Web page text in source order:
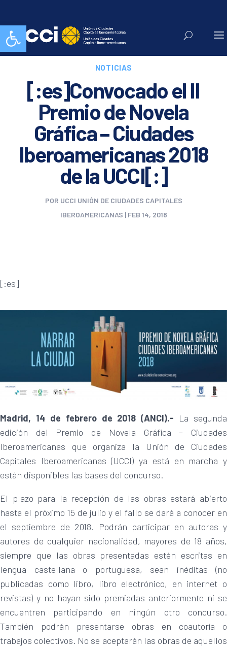
Abrir barra de herramientas
NOTICIAS
[:es]Convocado el II
Premio de Novela
Gráfica – Ciudades
Iberoamericanas 2018
de la UCCI[:]
POR UCCI UNIÓN DE CIUDADES CAPITALES
IBEROAMERICANAS | FEB 14, 2018
[:es]
Madrid, 14 de febrero de 2018 (ANCI).- La segunda
edición del Premio de Novela Gráfica – Ciudades
Iberoamericanas que organiza la Unión de Ciudades
Capitales Iberoamericanas (UCCI) ya está en marcha y
están disponibles las bases del concurso.
El plazo para la recepción de las obras estará abierto
hasta el próximo 15 de julio y el fallo se dará a conocer en
el septiembre de 2018. Podrán participar en autoras y
autores de cualquier nacionalidad, mayores de 18 años,
siempre que las obras presentadas estén escritas en
lengua castellana o portuguesa, sean inéditas (no
publicadas como libro, libro electrónico, en internet o
revistas) y no hayan sido premiadas anteriormente ni se
encuentren participando en ningún otro concurso.
También podrán presentarse obras en coautoría o
trabajos colectivos. No se aceptarán las obras de aquellos